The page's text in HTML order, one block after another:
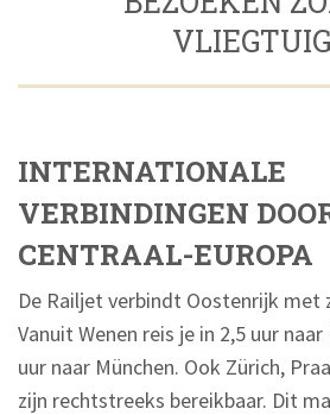
INTERNATIONALE
VERBINDINGEN
CENTRAAL-EUROPA
De Railjet verbindt Oostenrijk met
Vanuit Wenen reis je in 2,5 uur
uur naar München. Ook Zürich,
zijn rechtstreeks bereikbaar. Dit